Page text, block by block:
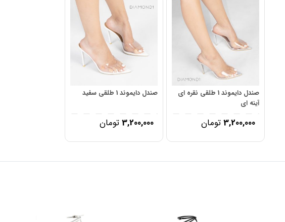
جنس زیره نیولایت
نحوه بسته شدن
فرم قالبنوک تیز
کشور مبدا برند Giuseppe Zanotti – Italy
مبدا متریال ایتالیا, ترکیه, چین
محل تولیدایران
مورد استفاده مهمانی
نوع ست
سایر ویژگی ها دارای پد مموری فوم
صندل دایموند 1 طلقی نقره ای
آینه ای
3,200,000تومان
صندل دایموند 1 طلقی سفید
3,200,000تومان